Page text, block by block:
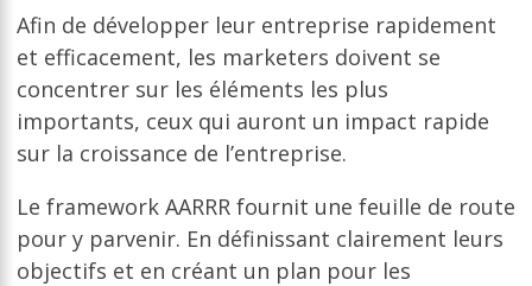
Afin de développer leur entreprise rapidement
et efficacement, les marketers doivent se
concentrer sur les éléments les plus
importants, ceux qui auront un impact rapide
sur la croissance de l’entreprise.
Le framework AARRR fournit une feuille de route
pour y parvenir. En définissant clairement leurs
objectifs et en créant un plan pour les